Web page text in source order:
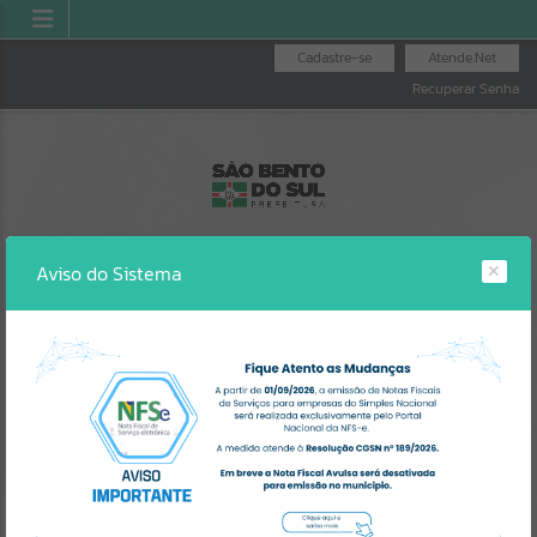
Atende.Net
Cadastre-se
Recuperar Senha
IPTU
ILUMINAÇÃO
PÚBLICA
AGENDA DE OBRAS
Aviso do Sistema
SISTEMA
Gerenciamento do Sistema
CÓDIGO DA MENSAGEM: